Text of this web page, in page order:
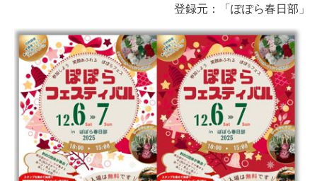
登録元：「ぽぽら春日部」